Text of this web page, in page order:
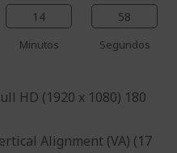
14
Minutos
58
Segundos
HD (1920 x 1080) 180
Alignment (VA) (17